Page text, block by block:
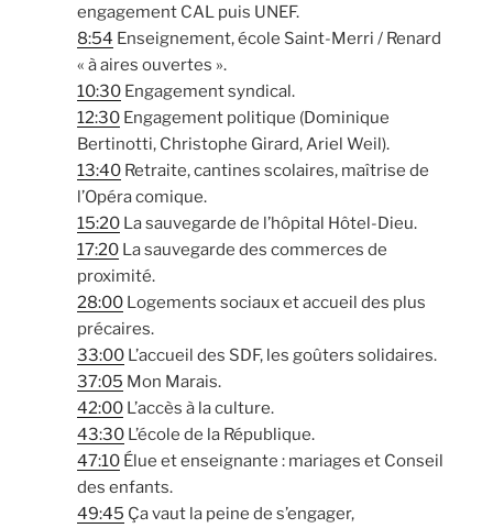
engagement CAL puis UNEF.
8:54 Enseignement, école Saint-Merri / Renard
« à aires ouvertes ».
10:30 Engagement syndical.
12:30 Engagement politique (Dominique
Bertinotti, Christophe Girard, Ariel Weil).
13:40 Retraite, cantines scolaires, maîtrise de
l’Opéra comique.
15:20 La sauvegarde de l’hôpital Hôtel-Dieu.
17:20 La sauvegarde des commerces de
proximité.
28:00 Logements sociaux et accueil des plus
précaires.
33:00 L’accueil des SDF, les goûters solidaires.
37:05 Mon Marais.
42:00 L’accès à la culture.
43:30 L’école de la République.
47:10 Élue et enseignante : mariages et Conseil
des enfants.
49:45 Ça vaut la peine de s’engager,